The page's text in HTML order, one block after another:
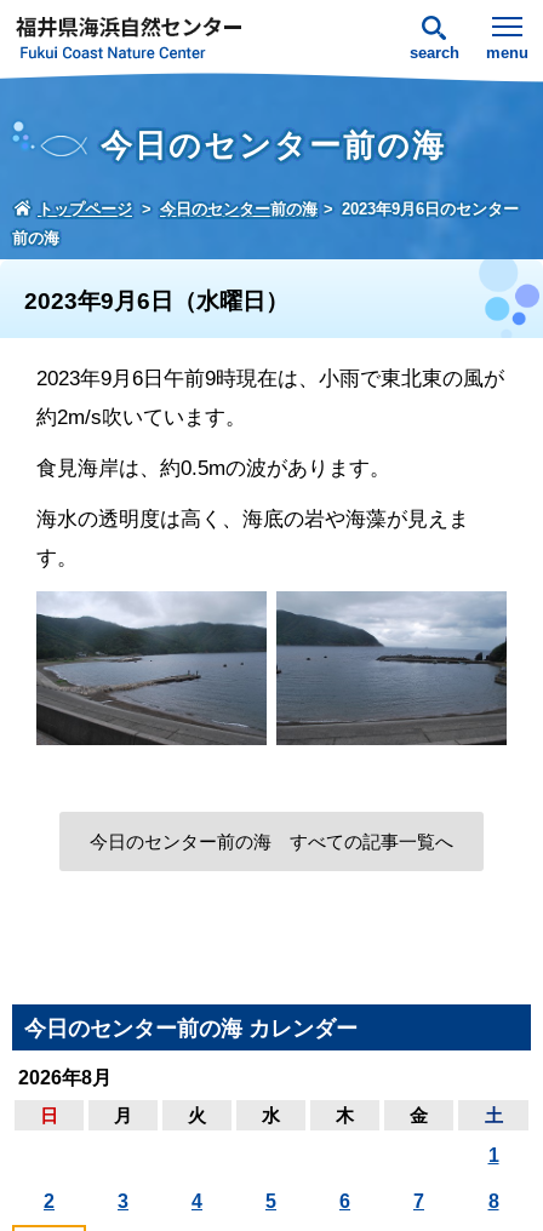
search menu
今日のセンター前の海
トップページ 今日のセンター前の海
2023年9月6日のセンター
前の海
2023年9月6日（水曜日）
2023年9月6日午前9時現在は、小雨で東北東の風が
約2m/s吹いています。
食見海岸は、約0.5mの波があります。
海水の透明度は高く、海底の岩や海藻が見えま
す。
今日のセンター前の海 すべての記事一覧へ
今日のセンター前の海 カレンダー
2026年8月
日
月 火 水 木 金 土
1
2 3 4 5 6 7 8